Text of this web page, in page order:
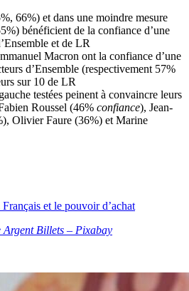
66%) et dans une moindre mesure
bénéficient de la confiance d’une
et de LR
Macron ont la confiance d’une
d’Ensemble (respectivement 57%
sur 10 de LR
testées peinent à convaincre leurs
Roussel (46% confiance), Jean-
Olivier Faure (36%) et Marine
Français et le pouvoir d’achat
Argent Billets – Pixabay